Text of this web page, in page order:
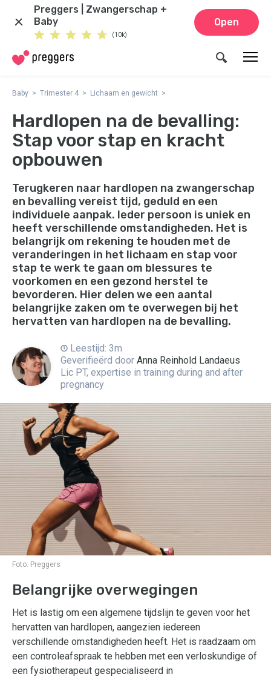
Preggers | Zwangerschap +
Baby
(10k)
Open
Baby Trimester 4 Lichaam en gewicht
Hardlopen na de bevalling:
Stap voor stap en kracht
opbouwen
Terugkeren naar hardlopen na zwangerschap
en bevalling vereist tijd, geduld en een
individuele aanpak. Ieder persoon is uniek en
heeft verschillende omstandigheden. Het is
belangrijk om rekening te houden met de
veranderingen in het lichaam en stap voor
stap te werk te gaan om blessures te
voorkomen en een gezond herstel te
bevorderen. Hier delen we een aantal
belangrijke zaken om te overwegen bij het
hervatten van hardlopen na de bevalling.
Leestijd: 3m
Geverifieërd door Anna Reinhold Landaeus
Lic PT, expertise in training during and after
pregnancy
Foto: Preggers
Belangrijke overwegingen
Het is lastig om een algemene tijdslijn te geven voor het
hervatten van hardlopen, aangezien iedereen
verschillende omstandigheden heeft. Het is raadzaam om
een controleafspraak te hebben met een verloskundige of
een fysiotherapeut gespecialiseerd in